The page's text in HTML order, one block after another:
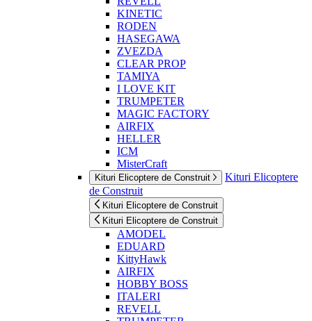
KINETIC
RODEN
HASEGAWA
ZVEZDA
CLEAR PROP
TAMIYA
I LOVE KIT
TRUMPETER
MAGIC FACTORY
AIRFIX
HELLER
ICM
MisterCraft
Kituri Elicoptere de Construit
Kituri Elicoptere
de Construit
Kituri Elicoptere de Construit
Kituri Elicoptere de Construit
AMODEL
EDUARD
KittyHawk
AIRFIX
HOBBY BOSS
ITALERI
REVELL